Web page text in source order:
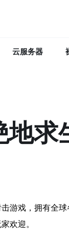
云服务器
地求
游戏，拥有全
欢迎。